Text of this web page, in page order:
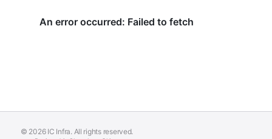
© 2026 IC Infra. All rights reserved.